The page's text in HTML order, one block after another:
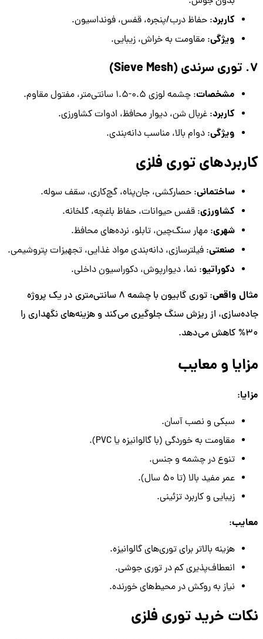
کاربرد: حفاظ درب/پنجره، قفس، فونداسیون.
ویژگی: مقاومت به خراش، زیبایی.
7. توری سرندی (Sieve Mesh)
مشخصات: چشمه لوزی 0.5-1.5 سانتی‌متر، مفتول مقاوم.
کاربرد: غربال شن، دیوار محافظ، ادوات کشاورزی.
ویژگی: دوام بالا، مناسب دانه‌بندی.
کاربردهای توری فلزی
ساختمانی: حصارکشی، جان‌پناه، گچ‌کاری، سقف سوله.
کشاورزی: قفس حیوانات، حفاظ باغچه، گلخانه.
شهری: مهار سنگ‌چین، تابلو، نرده‌های محافظ.
صنعتی: فیلترسازی، دانه‌بندی مواد غذایی، تجهیزات پتروشیمی.
دکوراتیو: نما، دیوارپوش، دکوراسیون داخلی.
مثال واقعی
: توری گابیون با چشمه 8 سانتی‌متری در یک پروژه
جاده‌سازی، از ریزش سنگ جلوگیری می‌کند و هزینه‌های نگهداری را
30% کاهش می‌دهد.
مزایا و معایب
مزایا:
سبکی و نصب آسان.
مقاومت به خوردگی (با گالوانیزه یا PVC).
تنوع در چشمه و جنس.
عمر مفید بالا (تا 50 سال).
زیبایی و کاربرد تزئینی.
معایب:
هزینه بالاتر برای توری‌های گالوانیزه.
انعطاف‌پذیری کم در توری جوشی.
نیاز به روکش در محیط‌های خورنده.
نکات خرید توری فلزی